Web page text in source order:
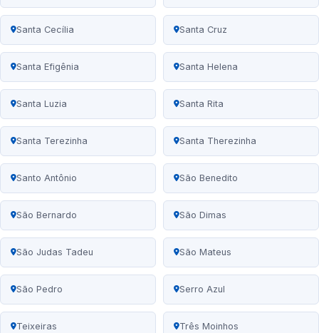
Santa Cecília Santa Cruz
Santa Efigênia Santa Helena
Santa Luzia Santa Rita
Santa Terezinha Santa Therezinha
Santo Antônio São Benedito
São Bernardo São Dimas
São Judas Tadeu São Mateus
São Pedro Serro Azul
Teixeiras Três Moinhos